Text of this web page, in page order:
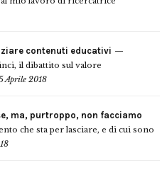
contenuti educativi
il dibattito sul valore
Aprile 2018
ma, purtroppo, non facciamo
che sta per lasciare, e di cui sono